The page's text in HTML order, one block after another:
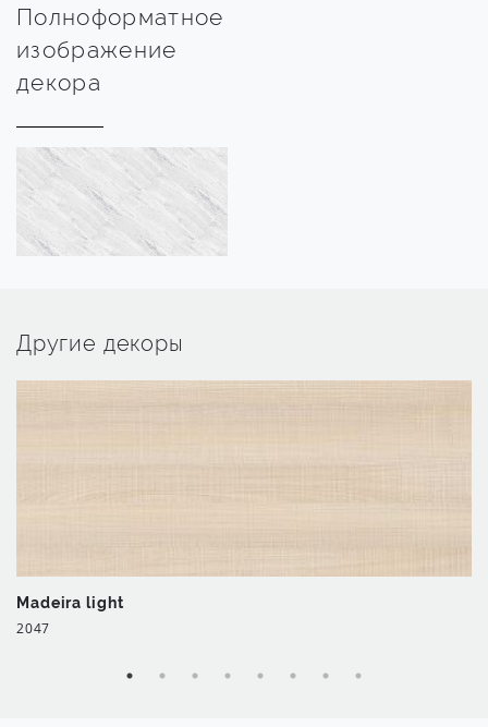
Полноформатное
изображение
декора
Другие декоры
Madeira light
2047